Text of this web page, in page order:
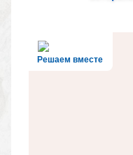
Решаем вместе